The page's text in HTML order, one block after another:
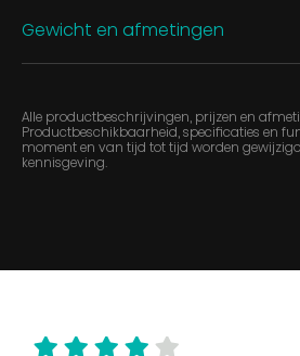
Gewicht en afmetingen
Alle productbeschrijvingen, prijzen en
Productbeschikbaarheid, specificaties en
moment en van tijd tot tijd worden
kennisgeving.